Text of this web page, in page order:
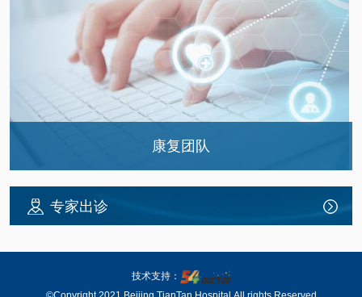
康复团队
专家出诊
技术支持：